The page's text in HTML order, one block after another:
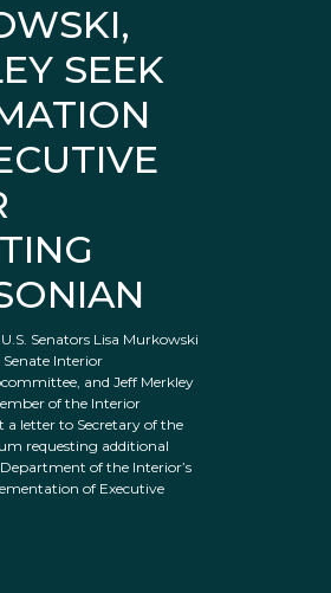
SEEK
Senators Lisa Murkowski
Interior
and Jeff Merkley
of the Interior
a letter to Secretary of the
requesting additional
of the Interior’s
of Executive